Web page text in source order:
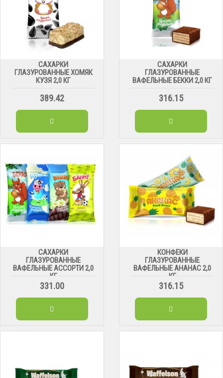
САХАРКИ
ГЛАЗУРОВАННЫЕ ХОМЯК
КУЗЯ 2,0 КГ
389.42
САХАРКИ
ГЛАЗУРОВАННЫЕ
ВАФЕЛЬНЫЕ БЕККИ 2,0 КГ
316.15
САХАРКИ
ГЛАЗУРОВАННЫЕ
ВАФЕЛЬНЫЕ АССОРТИ 2,0
КГ
331.00
КОНФЕКИ
ГЛАЗУРОВАННЫЕ
ВАФЕЛЬНЫЕ АНАНАС 2,0
КГ
316.15